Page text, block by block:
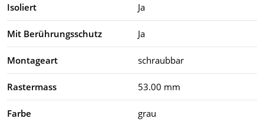
Isoliert Ja
Mit Berührungsschutz Ja
Montageart schraubbar
Rastermass 53.00 mm
Farbe grau